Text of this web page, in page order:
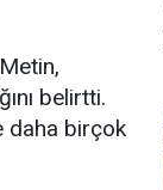
belirtti.
daha birçok